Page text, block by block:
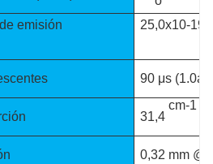
emisión
25,0x10-19
90 μs
31,4
cm-1
0,32 mm @